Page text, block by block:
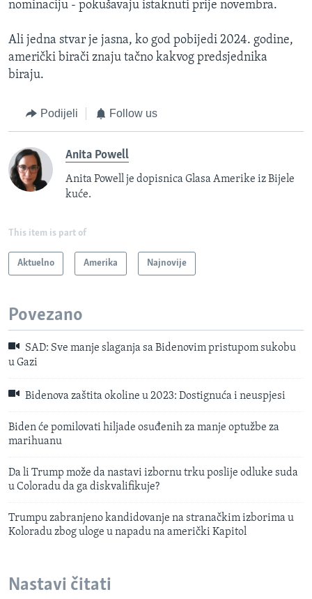
nominaciju - pokušavaju istaknuti prije novembra.
Ali jedna stvar je jasna, ko god pobijedi 2024. godine,
američki birači znaju tačno kakvog predsjednika
biraju.
Podijeli Follow us
Anita Powell
Anita Powell je dopisnica Glasa Amerike iz Bijele
kuće.
This item is part of
Aktuelno Amerika Najnovije
Povezano
SAD: Sve manje slaganja sa Bidenovim pristupom sukobu
u Gazi
Bidenova zaštita okoline u 2023: Dostignuća i neuspjesi
Biden će pomilovati hiljade osuđenih za manje optužbe za
marihuanu
Da li Trump može da nastavi izbornu trku poslije odluke suda
u Coloradu da ga diskvalifikuje?
Trumpu zabranjeno kandidovanje na stranačkim izborima u
Koloradu zbog uloge u napadu na američki Kapitol
Nastavi čitati